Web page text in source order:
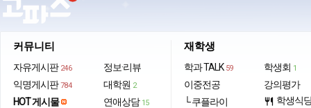
커뮤니티
자유게시판 246
익명게시판 784
HOT 게시물
정보·리뷰
대학원 2
연애상담 15
재학생
학과 TALK 59
이중전공
└ 쿠플라이
학생회 1
강의평가
restaurant 학생식